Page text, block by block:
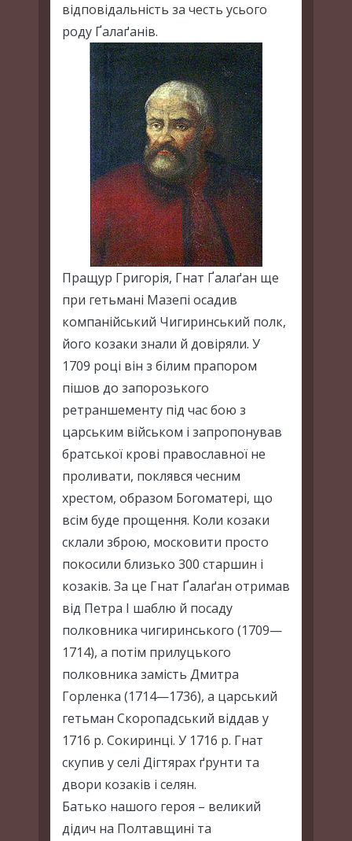
відповідальність за честь усього
роду Ґалаґанів.
Пращур Григорія, Гнат Ґалаґан ще
при гетьмані Мазепі осадив
компанійський Чигиринський полк,
його козаки знали й довіряли. У
1709 році він з білим прапором
пішов до запорозького
ретраншементу під час бою з
царським військом і запропонував
братської крові православної не
проливати, поклявся чесним
хрестом, образом Богоматері, що
всім буде прощення. Коли козаки
склали зброю, московити просто
покосили близько 300 старшин і
козаків. За це Гнат Ґалаґан отримав
від Петра І шаблю й посаду
полковника чигиринського (1709—
1714), а потім прилуцького
полковника замість Дмитра
Горленка (1714—1736), а царський
гетьман Скоропадський віддав у
1716 р. Сокиринці. У 1716 р. Гнат
скупив у селі Дігтярах ґрунти та
двори козаків і селян.
Батько нашого героя – великий
дідич на Полтавщині та